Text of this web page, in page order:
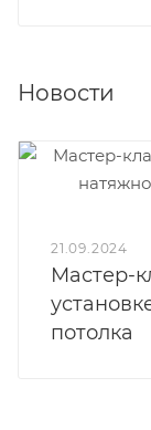
Новости
21.09.2024
Мастер-
потолка